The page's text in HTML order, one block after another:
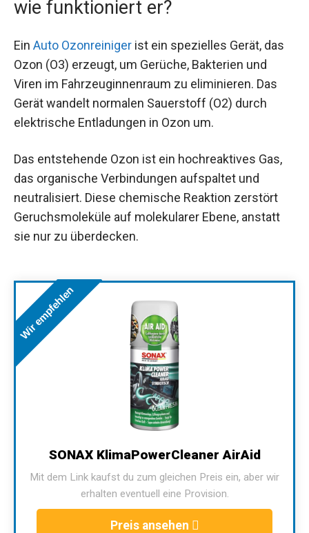
wie funktioniert er?
Ein Auto Ozonreiniger ist ein spezielles Gerät, das
Ozon (O3) erzeugt, um Gerüche, Bakterien und
Viren im Fahrzeuginnenraum zu eliminieren. Das
Gerät wandelt normalen Sauerstoff (O2) durch
elektrische Entladungen in Ozon um.
Das entstehende Ozon ist ein hochreaktives Gas,
das organische Verbindungen aufspaltet und
neutralisiert. Diese chemische Reaktion zerstört
Geruchsmoleküle auf molekularer Ebene, anstatt
sie nur zu überdecken.
Wir empfehlen
SONAX KlimaPowerCleaner AirAid
Mit dem Link kaufst du zum gleichen Preis ein, aber wir
erhalten eventuell eine Provision.
Preis ansehen